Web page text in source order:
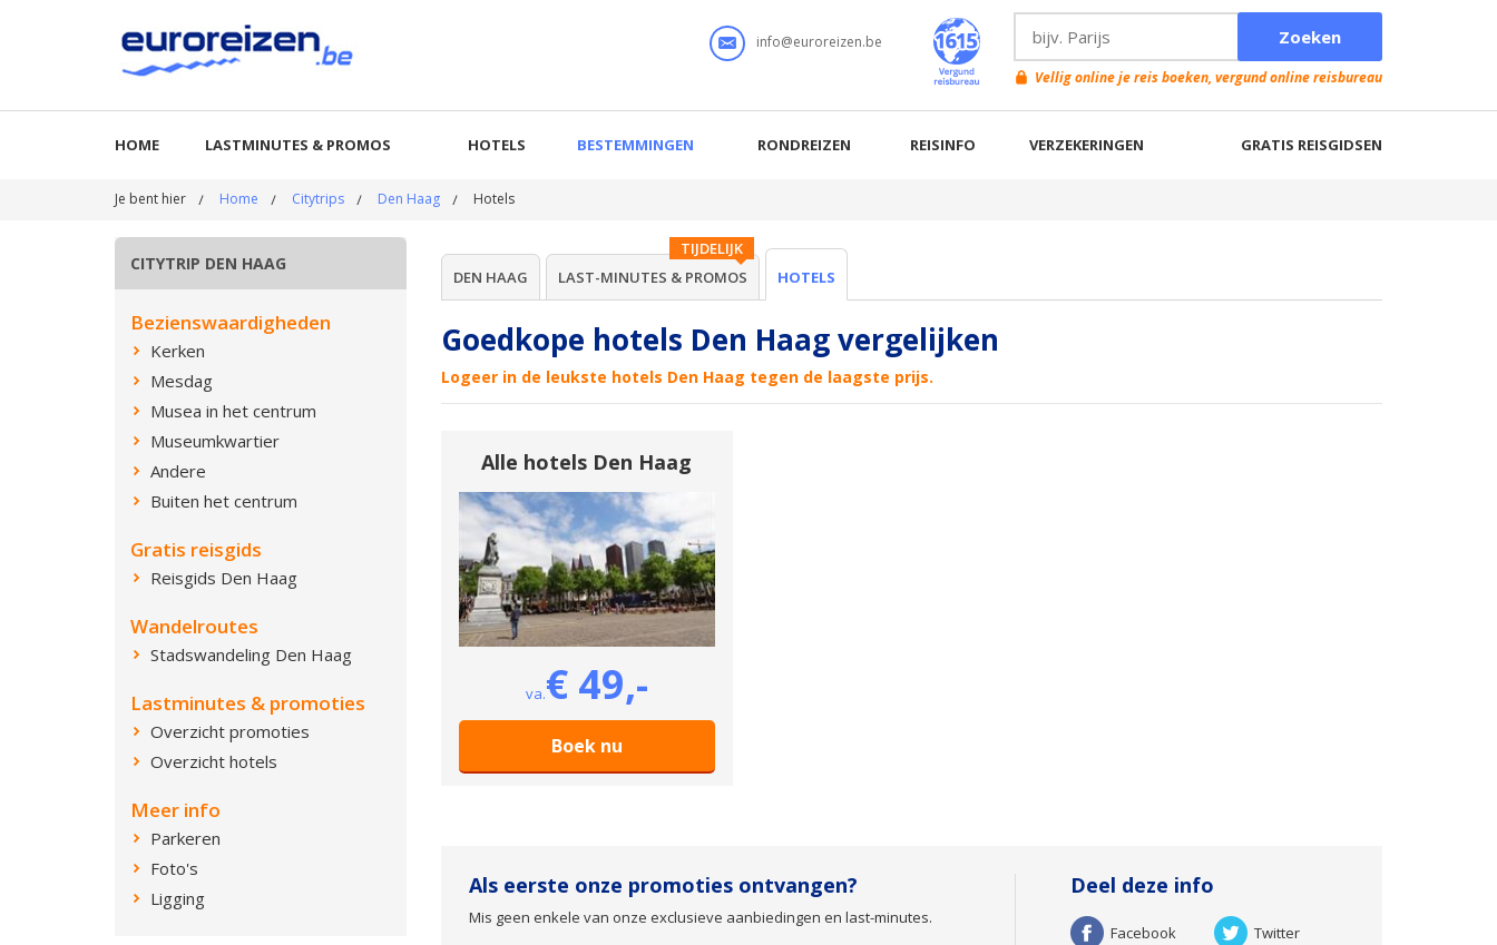
info@euroreizen.be
Vellig online je reis boeken, vergund online reisbureau
HOME LASTMINUTES & PROMOS HOTELS BESTEMMINGEN RONDREIZEN REISINFO VERZEKERINGEN GRATIS REISGIDSEN
Je bent hier Home Citytrips Den Haag Hotels
CITYTRIP DEN HAAG
Bezienswaardigheden
Kerken
Mesdag
Musea in het centrum
Museumkwartier
Andere
Buiten het centrum
Gratis reisgids
Reisgids Den Haag
Wandelroutes
Stadswandeling Den Haag
Lastminutes & promoties
Overzicht promoties
Overzicht hotels
Meer info
Parkeren
Foto's
Ligging
DEN HAAG
TIJDELIJK
LAST-MINUTES & PROMOS
HOTELS
Goedkope hotels Den Haag vergelijken
Logeer in de leukste hotels Den Haag tegen de laagste prijs.
Alle hotels Den Haag
va.€ 49,-
Boek nu
Als eerste onze promoties ontvangen?
Mis geen enkele van onze exclusieve aanbiedingen en last-minutes.
Deel deze info
Facebook Twitter